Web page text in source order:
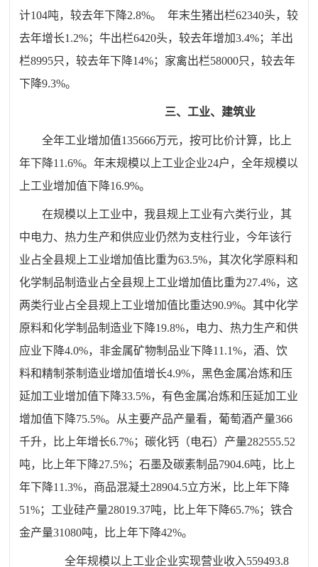
计104吨，较去年下降2.8%。 年末生猪出栏62340头，较
去年增长1.2%；牛出栏6420头，较去年增加3.4%；羊出
栏8995只，较去年下降14%；家禽出栏58000只，较去年
下降9.3%。
三、工业、建筑业
全年工业增加值135666万元，按可比价计算，
比上
年下降11.6%。年末规模以上工业企业24户，全年规模以
上工业增加值下降16.9%。
在规模以上工业中，我县规上工业有六类行业，其
中电力、热力生产和供应业仍然为支柱行业，今年该行
业占全县规上工业增加值比重为63.5%，其次化学原料和
化学制品制造业占全县规上工业增加值比重为27.4%，这
两类行业占全县规上工业增加值比重达90.9%。其中化学
原料和化学制品制造业下降19.8%，电力、热力生产和供
应业下降4.0%，非金属矿物制品业下降11.1%，酒、饮
料和精制茶制造业增加值增长4.9%，黑色金属冶炼和压
延加工业增加值下降33.5%，有色金属冶炼和压延加工业
增加值下降75.5%。从主要产品产量看，葡萄酒产量366
千升，比上年增长6.7%；碳化钙（电石）产量282555.52
吨，比上年下降27.5%；石墨及碳素制品7904.6吨，比上
年下降11.3%，商品混凝土28904.5立方米，比上年下降
51%； 工业硅产量28019.37吨，比上年下降65.7%；铁合
金产量31080吨，比上年下降42%。
全年规模以上工业企业实现营业收入559493.8